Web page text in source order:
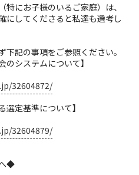
にお子様のいるご家庭）は、
にしてくださると私達も選考し
記の事項をご参照ください。
システムについて】
32604872/
選定基準について】
32604879/
◆